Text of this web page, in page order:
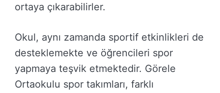
ortaya çıkarabilirler.
Okul, aynı zamanda sportif etkinlikleri de
desteklemekte ve öğrencileri spor
yapmaya teşvik etmektedir. Görele
Ortaokulu spor takımları, farklı